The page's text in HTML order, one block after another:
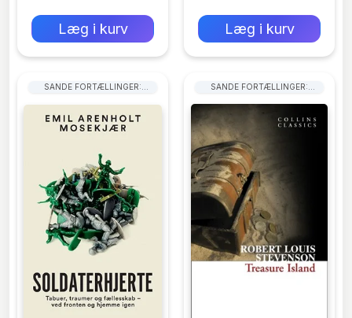
Læg i kurv Læg i kurv
SANDE FORTÆLLINGER:
SANDE FORTÆLLINGER: